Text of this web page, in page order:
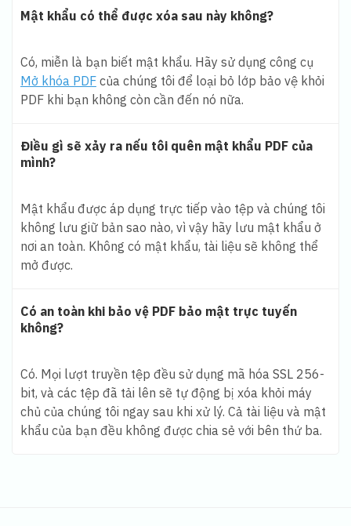
Mật khẩu có thể được xóa sau này không?
Có, miễn là bạn biết mật khẩu. Hãy sử dụng công cụ
Mở khóa PDF của chúng tôi để loại bỏ lớp bảo vệ khỏi
PDF khi bạn không còn cần đến nó nữa.
Điều gì sẽ xảy ra nếu tôi quên mật khẩu PDF của
mình?
Mật khẩu được áp dụng trực tiếp vào tệp và chúng tôi
không lưu giữ bản sao nào, vì vậy hãy lưu mật khẩu ở
nơi an toàn. Không có mật khẩu, tài liệu sẽ không thể
mở được.
Có an toàn khi bảo vệ PDF bảo mật trực tuyến
không?
Có. Mọi lượt truyền tệp đều sử dụng mã hóa SSL 256-
bit, và các tệp đã tải lên sẽ tự động bị xóa khỏi máy
chủ của chúng tôi ngay sau khi xử lý. Cả tài liệu và mật
khẩu của bạn đều không được chia sẻ với bên thứ ba.